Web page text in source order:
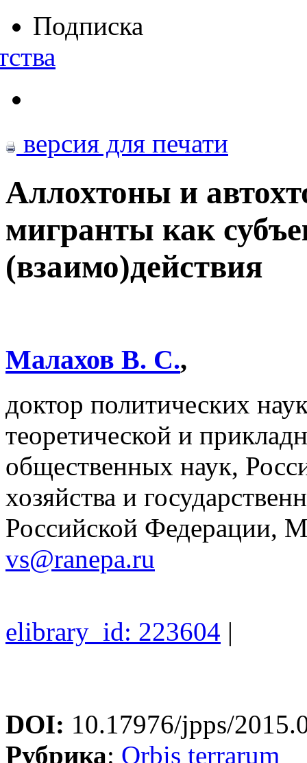
Подписка
версия для печати
Аллохтоны и
мигранты как
(взаимо)действия
Малахов В. С.,
доктор политических
теоретической и
общественных наук,
хозяйства и
Российской Федерации,
vs@ranepa.ru
elibrary_id: 223604 |
DOI: 10.17976/jpps/
Рубрика: Orbis terrarum